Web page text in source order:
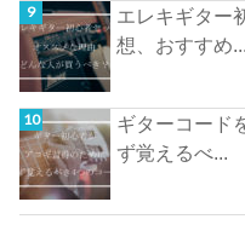
エレキギター
想、おすすめ...
ギターコード
ず覚えるべ...